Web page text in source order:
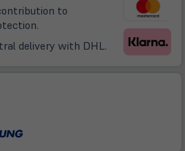
neuem
to
delivery with DHL.